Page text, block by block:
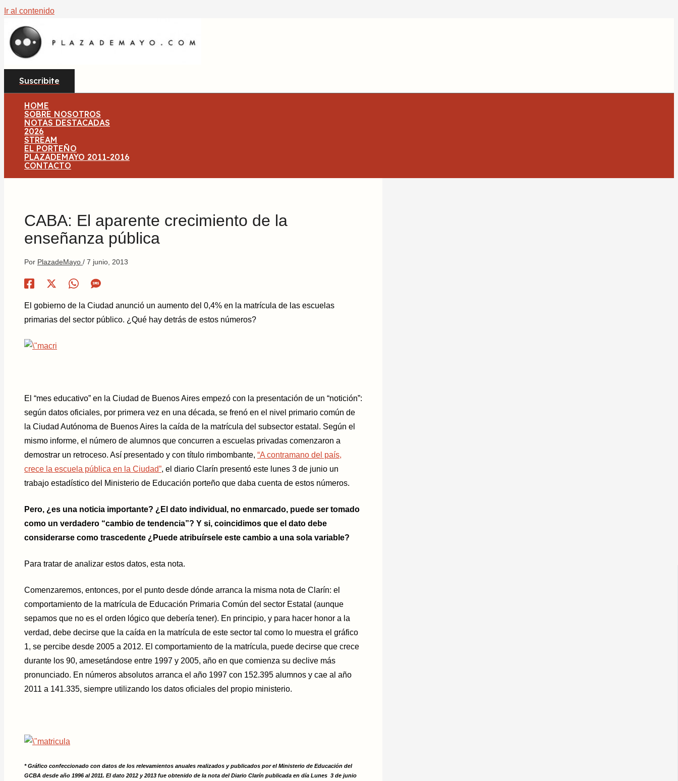
Ir al contenido
Suscribite
HOME
SOBRE NOSOTROS
NOTAS DESTACADAS
2026
STREAM
EL PORTEÑO
PLAZADEMAYO 2011-2016
CONTACTO
CABA: El aparente crecimiento de la
enseñanza pública
Por PlazadeMayo / 7 junio, 2013
El gobierno de la Ciudad anunció un aumento del 0,4% en la matrícula de las escuelas
primarias del sector público. ¿Qué hay detrás de estos números?
El “mes educativo” en la Ciudad de Buenos Aires empezó con la presentación de un “notición”:
según datos oficiales, por primera vez en una década, se frenó en el nivel primario común de
la Ciudad Autónoma de Buenos Aires la caída de la matrícula del subsector estatal. Según el
mismo informe, el número de alumnos que concurren a escuelas privadas comenzaron a
demostrar un retroceso. Así presentado y con título rimbombante, “A contramano del país,
crece la escuela pública en la Ciudad”, el diario Clarín presentó este lunes 3 de junio un
trabajo estadístico del Ministerio de Educación porteño que daba cuenta de estos números.
Pero, ¿es una noticia importante? ¿El dato individual, no enmarcado, puede ser tomado
como un verdadero “cambio de tendencia”? Y si, coincidimos que el dato debe
considerarse como trascedente ¿Puede atribuírsele este cambio a una sola variable?
Para tratar de analizar estos datos, esta nota.
Comenzaremos, entonces, por el punto desde dónde arranca la misma nota de Clarín: el
comportamiento de la matrícula de Educación Primaria Común del sector Estatal (aunque
sepamos que no es el orden lógico que debería tener). En principio, y para hacer honor a la
verdad, debe decirse que la caída en la matrícula de este sector tal como lo muestra el gráfico
1, se percibe desde 2005 a 2012. El comportamiento de la matrícula, puede decirse que crece
durante los 90, amesetándose entre 1997 y 2005, año en que comienza su declive más
pronunciado. En números absolutos arranca el año 1997 con 152.395 alumnos y cae al año
2011 a 141.335, siempre utilizando los datos oficiales del propio ministerio.
* Gráfico confeccionado con datos de los relevamientos anuales realizados y publicados por el Ministerio de Educación del
GCBA desde año 1996 al 2011. El dato 2012 y 2013 fue obtenido de la nota del Diario Clarín publicada en día Lunes 3 de junio